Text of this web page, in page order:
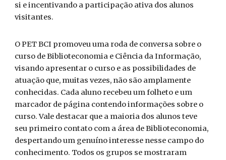
si e incentivando a participação ativa dos alunos
visitantes.
O PET BCI promoveu uma roda de conversa sobre o
curso de Biblioteconomia e Ciência da Informação,
visando apresentar o curso e as possibilidades de
atuação que, muitas vezes, não são amplamente
conhecidas. Cada aluno recebeu um folheto e um
marcador de página contendo informações sobre o
curso. Vale destacar que a maioria dos alunos teve
seu primeiro contato com a área de Biblioteconomia,
despertando um genuíno interesse nesse campo do
conhecimento. Todos os grupos se mostraram